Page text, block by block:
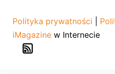
Polityka prywatności
iMagazine w Internecie